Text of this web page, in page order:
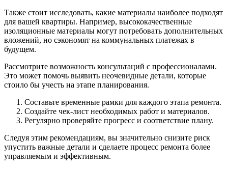
Также стоит исследовать, какие материалы наиболее подходят
для вашей квартиры. Например, высококачественные
изоляционные материалы могут потребовать дополнительных
вложений, но сэкономят на коммунальных платежах в
будущем.
Рассмотрите возможность консультаций с профессионалами.
Это может помочь выявить неочевидные детали, которые
стоило бы учесть на этапе планирования.
Составьте временные рамки для каждого этапа ремонта.
Создайте чек-лист необходимых работ и материалов.
Регулярно проверяйте прогресс и соответствие плану.
Следуя этим рекомендациям, вы значительно снизите риск
упустить важные детали и сделаете процесс ремонта более
управляемым и эффективным.